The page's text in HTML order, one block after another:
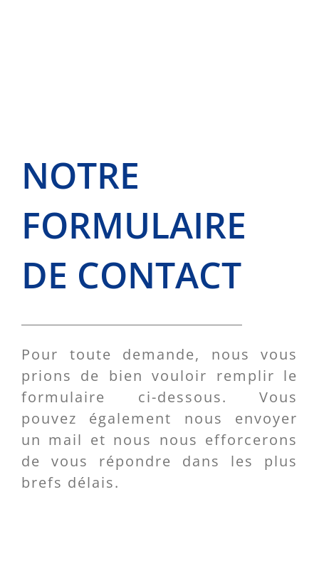
NOTRE
FORMULAIRE
DE CONTACT
Pour toute demande, nous vous
prions de bien vouloir remplir le
formulaire ci-dessous. Vous
pouvez également nous envoyer
un mail et nous nous efforcerons
de vous répondre dans les plus
brefs délais.